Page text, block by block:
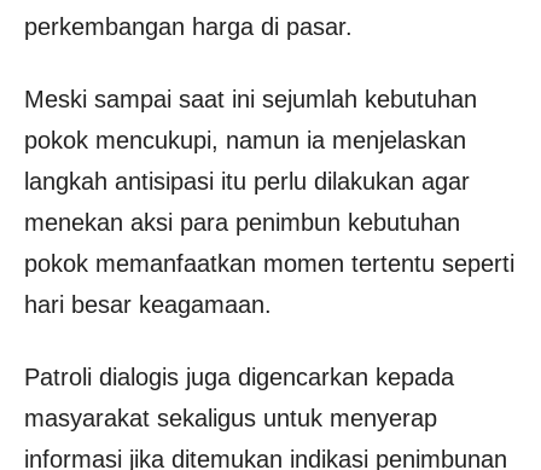
perkembangan harga di pasar.
Meski sampai saat ini sejumlah kebutuhan
pokok mencukupi, namun ia menjelaskan
langkah antisipasi itu perlu dilakukan agar
menekan aksi para penimbun kebutuhan
pokok memanfaatkan momen tertentu seperti
hari besar keagamaan.
Patroli dialogis juga digencarkan kepada
masyarakat sekaligus untuk menyerap
informasi jika ditemukan indikasi penimbunan